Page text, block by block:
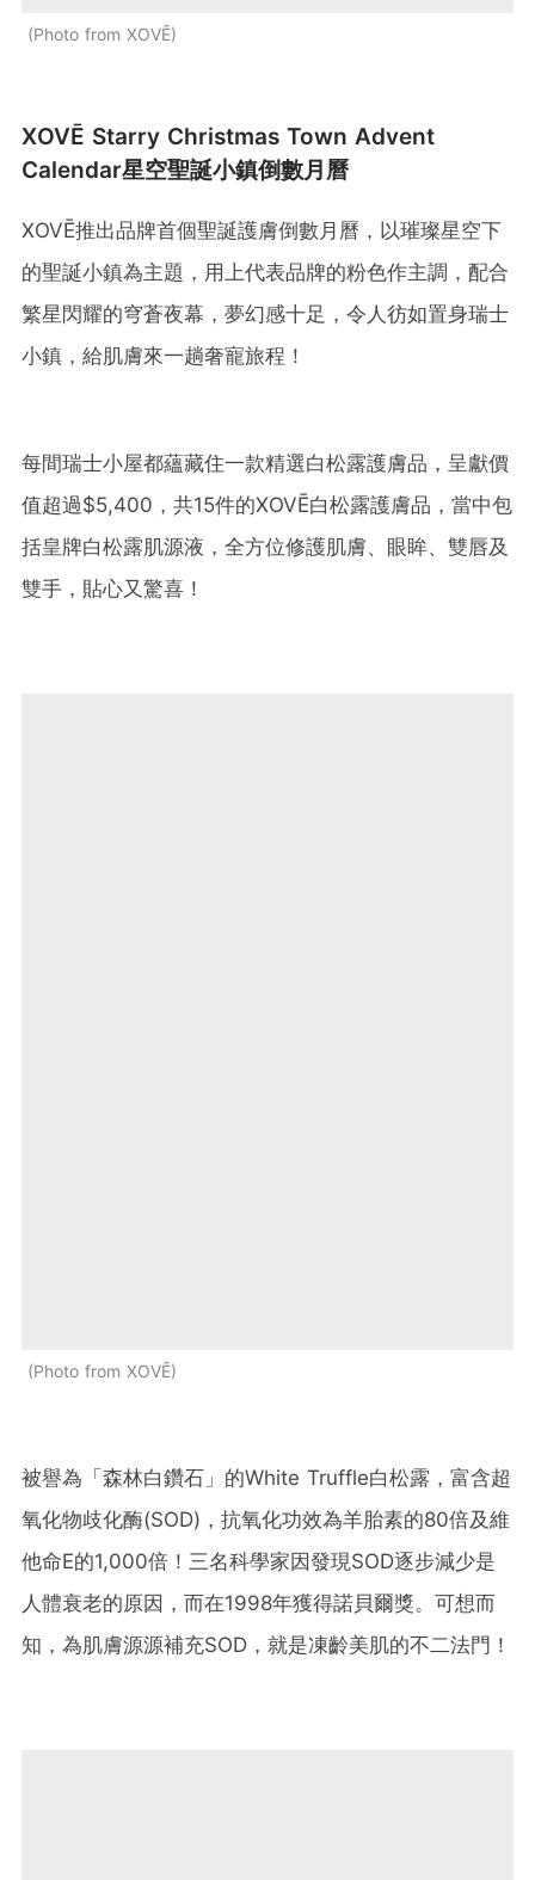
Photo from XOVĒ
XOVĒ Starry Christmas Town Advent
Calendar星空聖誕小鎮倒數月曆
XOVĒ推出品牌首個聖誕護膚倒數月曆，以璀璨星空下
的聖誕小鎮為主題，用上代表品牌的粉色作主調，配合
繁星閃耀的穹蒼夜幕，夢幻感十足，令人彷如置身瑞士
小鎮，給肌膚來一趟奢寵旅程！
每間瑞士小屋都蘊藏住一款精選白松露護膚品，呈獻價
值超過$5,400，共15件的XOVĒ白松露護膚品，當中包
括皇牌白松露肌源液，全方位修護肌膚、眼眸、雙唇及
雙手，貼心又驚喜！
Photo from XOVĒ
被譽為「森林白鑽石」的White Truffle白松露，富含超
氧化物歧化酶(SOD)，抗氧化功效為羊胎素的80倍及維
他命E的1,000倍！三名科學家因發現SOD逐步減少是
人體衰老的原因，而在1998年獲得諾貝爾獎。可想而
知，為肌膚源源補充SOD，就是凍齡美肌的不二法門！